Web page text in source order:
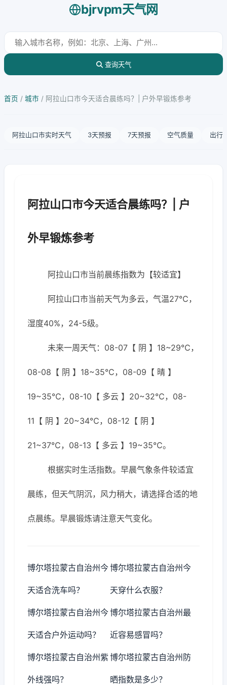
bjrvpm天气网
查询天气
首页 / 城市 / 阿拉山口市今天适合晨练吗？| 户外早锻炼参考
阿拉山口市实时天气 3天预报 7天预报 空气质量 出行
阿拉山口市今天适合晨练吗？| 户
外早锻炼参考
阿拉山口市当前晨练指数为【较适宜】
阿拉山口市当前天气为多云，气温27℃，
湿度40%，24-5级。
未来一周天气：08-07【 阴 】18~29℃，
08-08【 阴 】18~35℃，08-09【 晴 】
19~35℃，08-10【 多云 】20~32℃，08-
11【 阴 】20~34℃，08-12【 阴 】
21~37℃，08-13【 多云 】19~35℃。
根据实时生活指数。早晨气象条件较适宜
晨练，但天气阴沉，风力稍大，请选择合适的地
点晨练。早晨锻炼请注意天气变化。
博尔塔拉蒙古自治州今
天适合洗车吗？
博尔塔拉蒙古自治州今
天穿什么衣服？
博尔塔拉蒙古自治州今
天适合户外运动吗？
博尔塔拉蒙古自治州最
近容易感冒吗？
博尔塔拉蒙古自治州紫
外线强吗？
博尔塔拉蒙古自治州防
晒指数是多少？